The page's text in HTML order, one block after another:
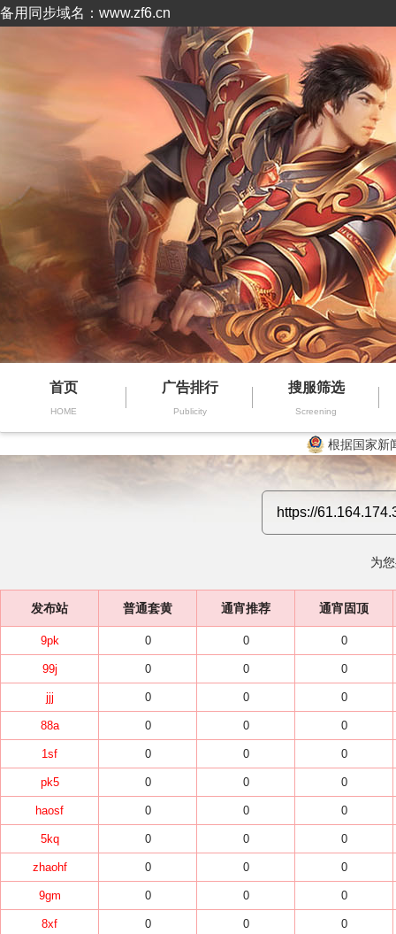
备用同步域名：www.zf6.cn
首页
HOME
广告排行
Publicity
搜服筛选
Screening
根据国家新
为
发布站 普通套黄 通宵推荐 通宵固顶
9pk 0 0 0
99j 0 0 0
jjj 0 0 0
88a 0 0 0
1sf 0 0 0
pk5 0 0 0
haosf 0 0 0
5kq 0 0 0
zhaohf 0 0 0
9gm 0 0 0
8xf 0 0 0